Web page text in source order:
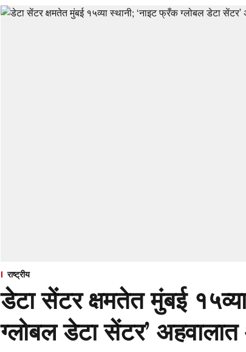
राष्ट्रीय
डेटा सेंटर क्षमतेत मुंबई
ग्लोबल डेटा सेंटर’ अहवालात